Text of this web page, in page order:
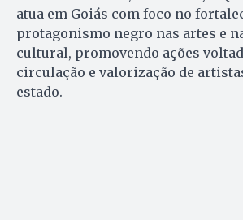
atua em Goiás com foco no
protagonismo negro nas artes e
cultural, promovendo ações
circulação e valorização de
estado.